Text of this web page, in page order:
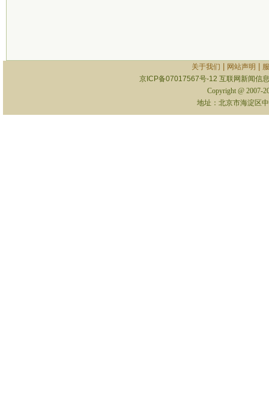
关于我们 网站声明
京ICP备07017567号-12 互联网新闻信
Copyright @ 2007-
地址：北京市海淀区